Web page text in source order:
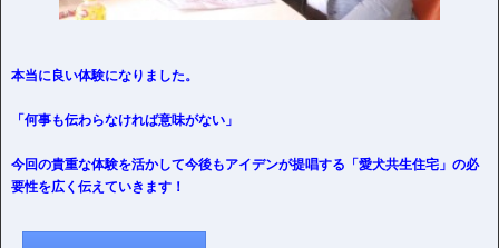
本当に良い体験になりました。
「何事も伝わらなければ意味がない」
今回の貴重な体験を活かして今後もアイデンが提唱する「愛犬共生住宅」の必
要性を広く伝えていきます！